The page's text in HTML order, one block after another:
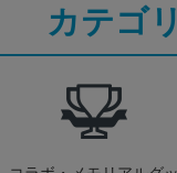
カテゴ